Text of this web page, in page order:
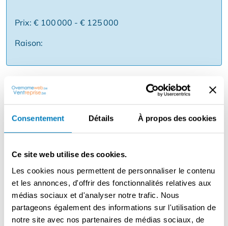
Consentement Détails À propos des cookies
Ce site web utilise des cookies.
Les cookies nous permettent de personnaliser le contenu
et les annonces, d'offrir des fonctionnalités relatives aux
médias sociaux et d'analyser notre trafic. Nous
partageons également des informations sur l'utilisation de
notre site avec nos partenaires de médias sociaux, de
Prix: € 100 000 - € 125 000
Raison:
Description
opportunité unique pour les entrepreneurs qui cherchent
à investir dans le marché dynamique du bien-être et du
Centre entièrement équipé - immédiatement
opérationnel ✅ Base de membres fixe et modèle
d'abonnement ✅ Marges importantes et potentiel de
croissance ✅ Soutien du siège social (image de marque,
formation, marketing) ✅ Emplacement idéal, visibilité et